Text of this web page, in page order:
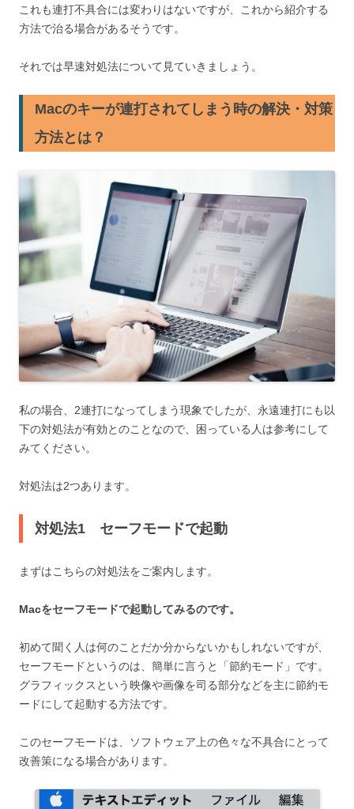
これも連打不具合には変わりはないですが、これから紹介する
方法で治る場合があるそうです。
それでは早速対処法について見ていきましょう。
Macのキーが連打されてしまう時の解決・対策
方法とは？
私の場合、2連打になってしまう現象でしたが、永遠連打にも以
下の対処法が有効とのことなので、困っている人は参考にして
みてください。
対処法は2つあります。
対処法1 セーフモードで起動
まずはこちらの対処法をご案内します。
Macをセーフモードで起動してみるのです。
初めて聞く人は何のことだか分からないかもしれないですが、
セーフモードというのは、簡単に言うと「節約モード」です。
グラフィックスという映像や画像を司る部分などを主に節約モ
ードにして起動する方法です。
このセーフモードは、ソフトウェア上の色々な不具合にとって
改善策になる場合があります。